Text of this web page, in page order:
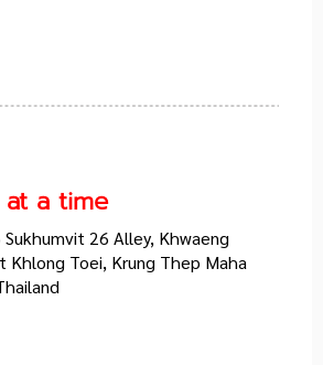
at a time
Sukhumvit 26 Alley, Khwaeng
Khlong Toei, Krung Thep Maha